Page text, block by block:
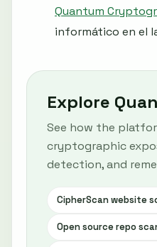
Quantum
informático en el
Explore
See how the
cryptographic
detection, and
CipherScan website
Open source repo